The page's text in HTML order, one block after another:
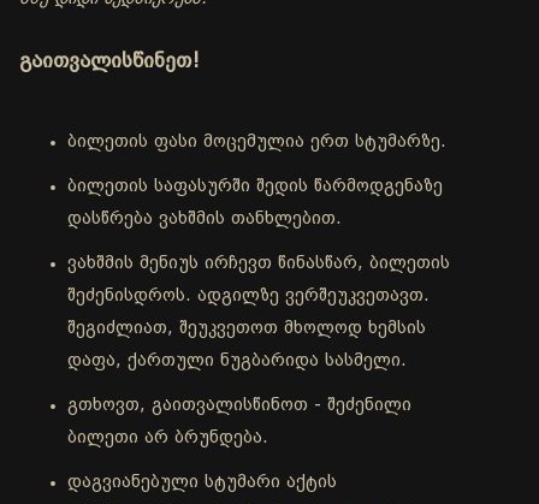
გაითვალისწინეთ!
ბილეთის ფასი მოცემულია ერთ სტუმარზე.
ბილეთის საფასურში შედის წარმოდგენაზე
დასწრება ვახშმის თანხლებით.
ვახშმის მენიუს ირჩევთ წინასწარ, ბილეთის
შეძენისდროს. ადგილზე ვერშეუკვეთავთ.
შეგიძლიათ, შეუკვეთოთ მხოლოდ ხემსის
დაფა, ქართული ნუგბარიდა სასმელი.
გთხოვთ, გაითვალისწინოთ - შეძენილი
ბილეთი არ ბრუნდება.
დაგვიანებული სტუმარი აქტის